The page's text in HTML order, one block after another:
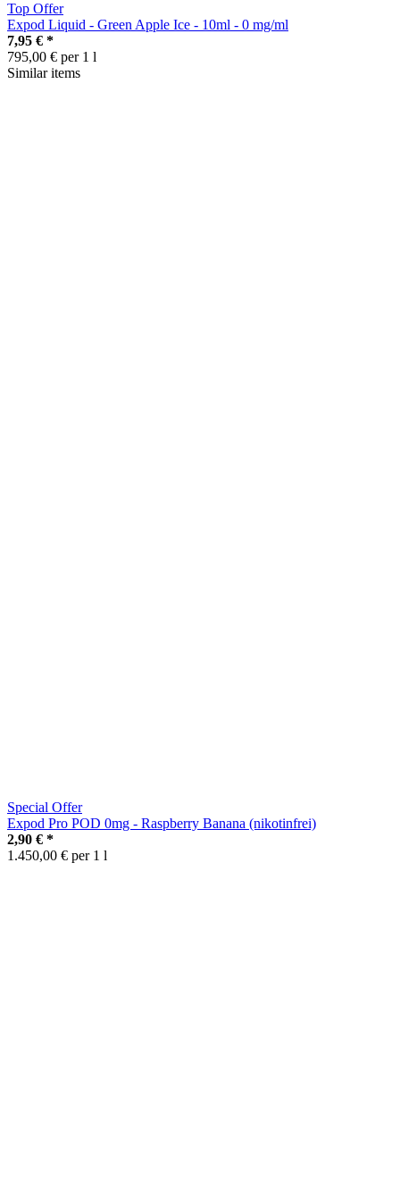
Top Offer
Expod Liquid - Green Apple Ice - 10ml - 0 mg/ml
7,95 € *
795,00 € per 1 l
Similar items
Special Offer
Expod Pro POD 0mg - Raspberry Banana (nikotinfrei)
2,90 € *
1.450,00 € per 1 l